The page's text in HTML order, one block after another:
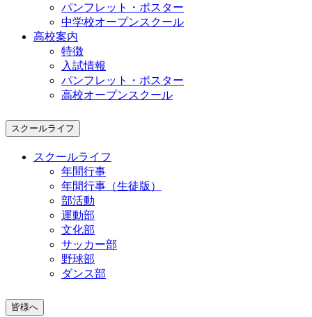
パンフレット・ポスター
中学校オープンスクール
高校案内
特徴
入試情報
パンフレット・ポスター
高校オープンスクール
スクールライフ
スクールライフ
年間行事
年間行事（生徒版）
部活動
運動部
文化部
サッカー部
野球部
ダンス部
皆様へ